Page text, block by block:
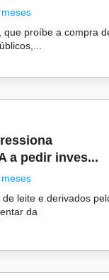
que proíbe a compra
a pedir inves...
leite e derivados
da